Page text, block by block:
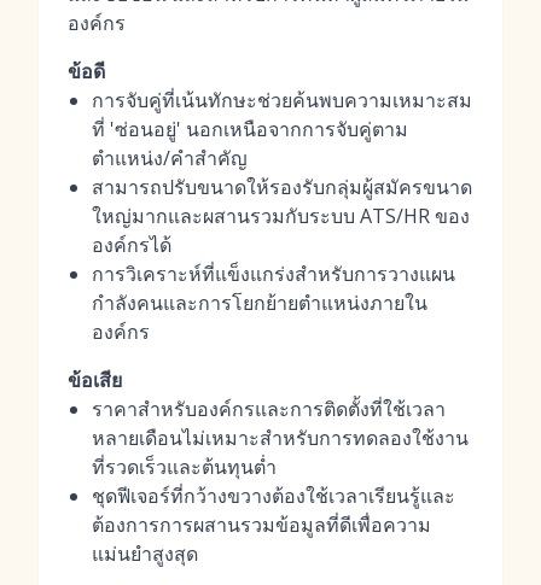
องค์กร
ข้อดี
การจับคู่ที่เน้นทักษะช่วยค้นพบความเหมาะสม
ที่ 'ซ่อนอยู่' นอกเหนือจากการจับคู่ตาม
ตำแหน่ง/คำสำคัญ
สามารถปรับขนาดให้รองรับกลุ่มผู้สมัครขนาด
ใหญ่มากและผสานรวมกับระบบ ATS/HR ของ
องค์กรได้
การวิเคราะห์ที่แข็งแกร่งสำหรับการวางแผน
กำลังคนและการโยกย้ายตำแหน่งภายใน
องค์กร
ข้อเสีย
ราคาสำหรับองค์กรและการติดตั้งที่ใช้เวลา
หลายเดือนไม่เหมาะสำหรับการทดลองใช้งาน
ที่รวดเร็วและต้นทุนต่ำ
ชุดฟีเจอร์ที่กว้างขวางต้องใช้เวลาเรียนรู้และ
ต้องการการผสานรวมข้อมูลที่ดีเพื่อความ
แม่นยำสูงสุด